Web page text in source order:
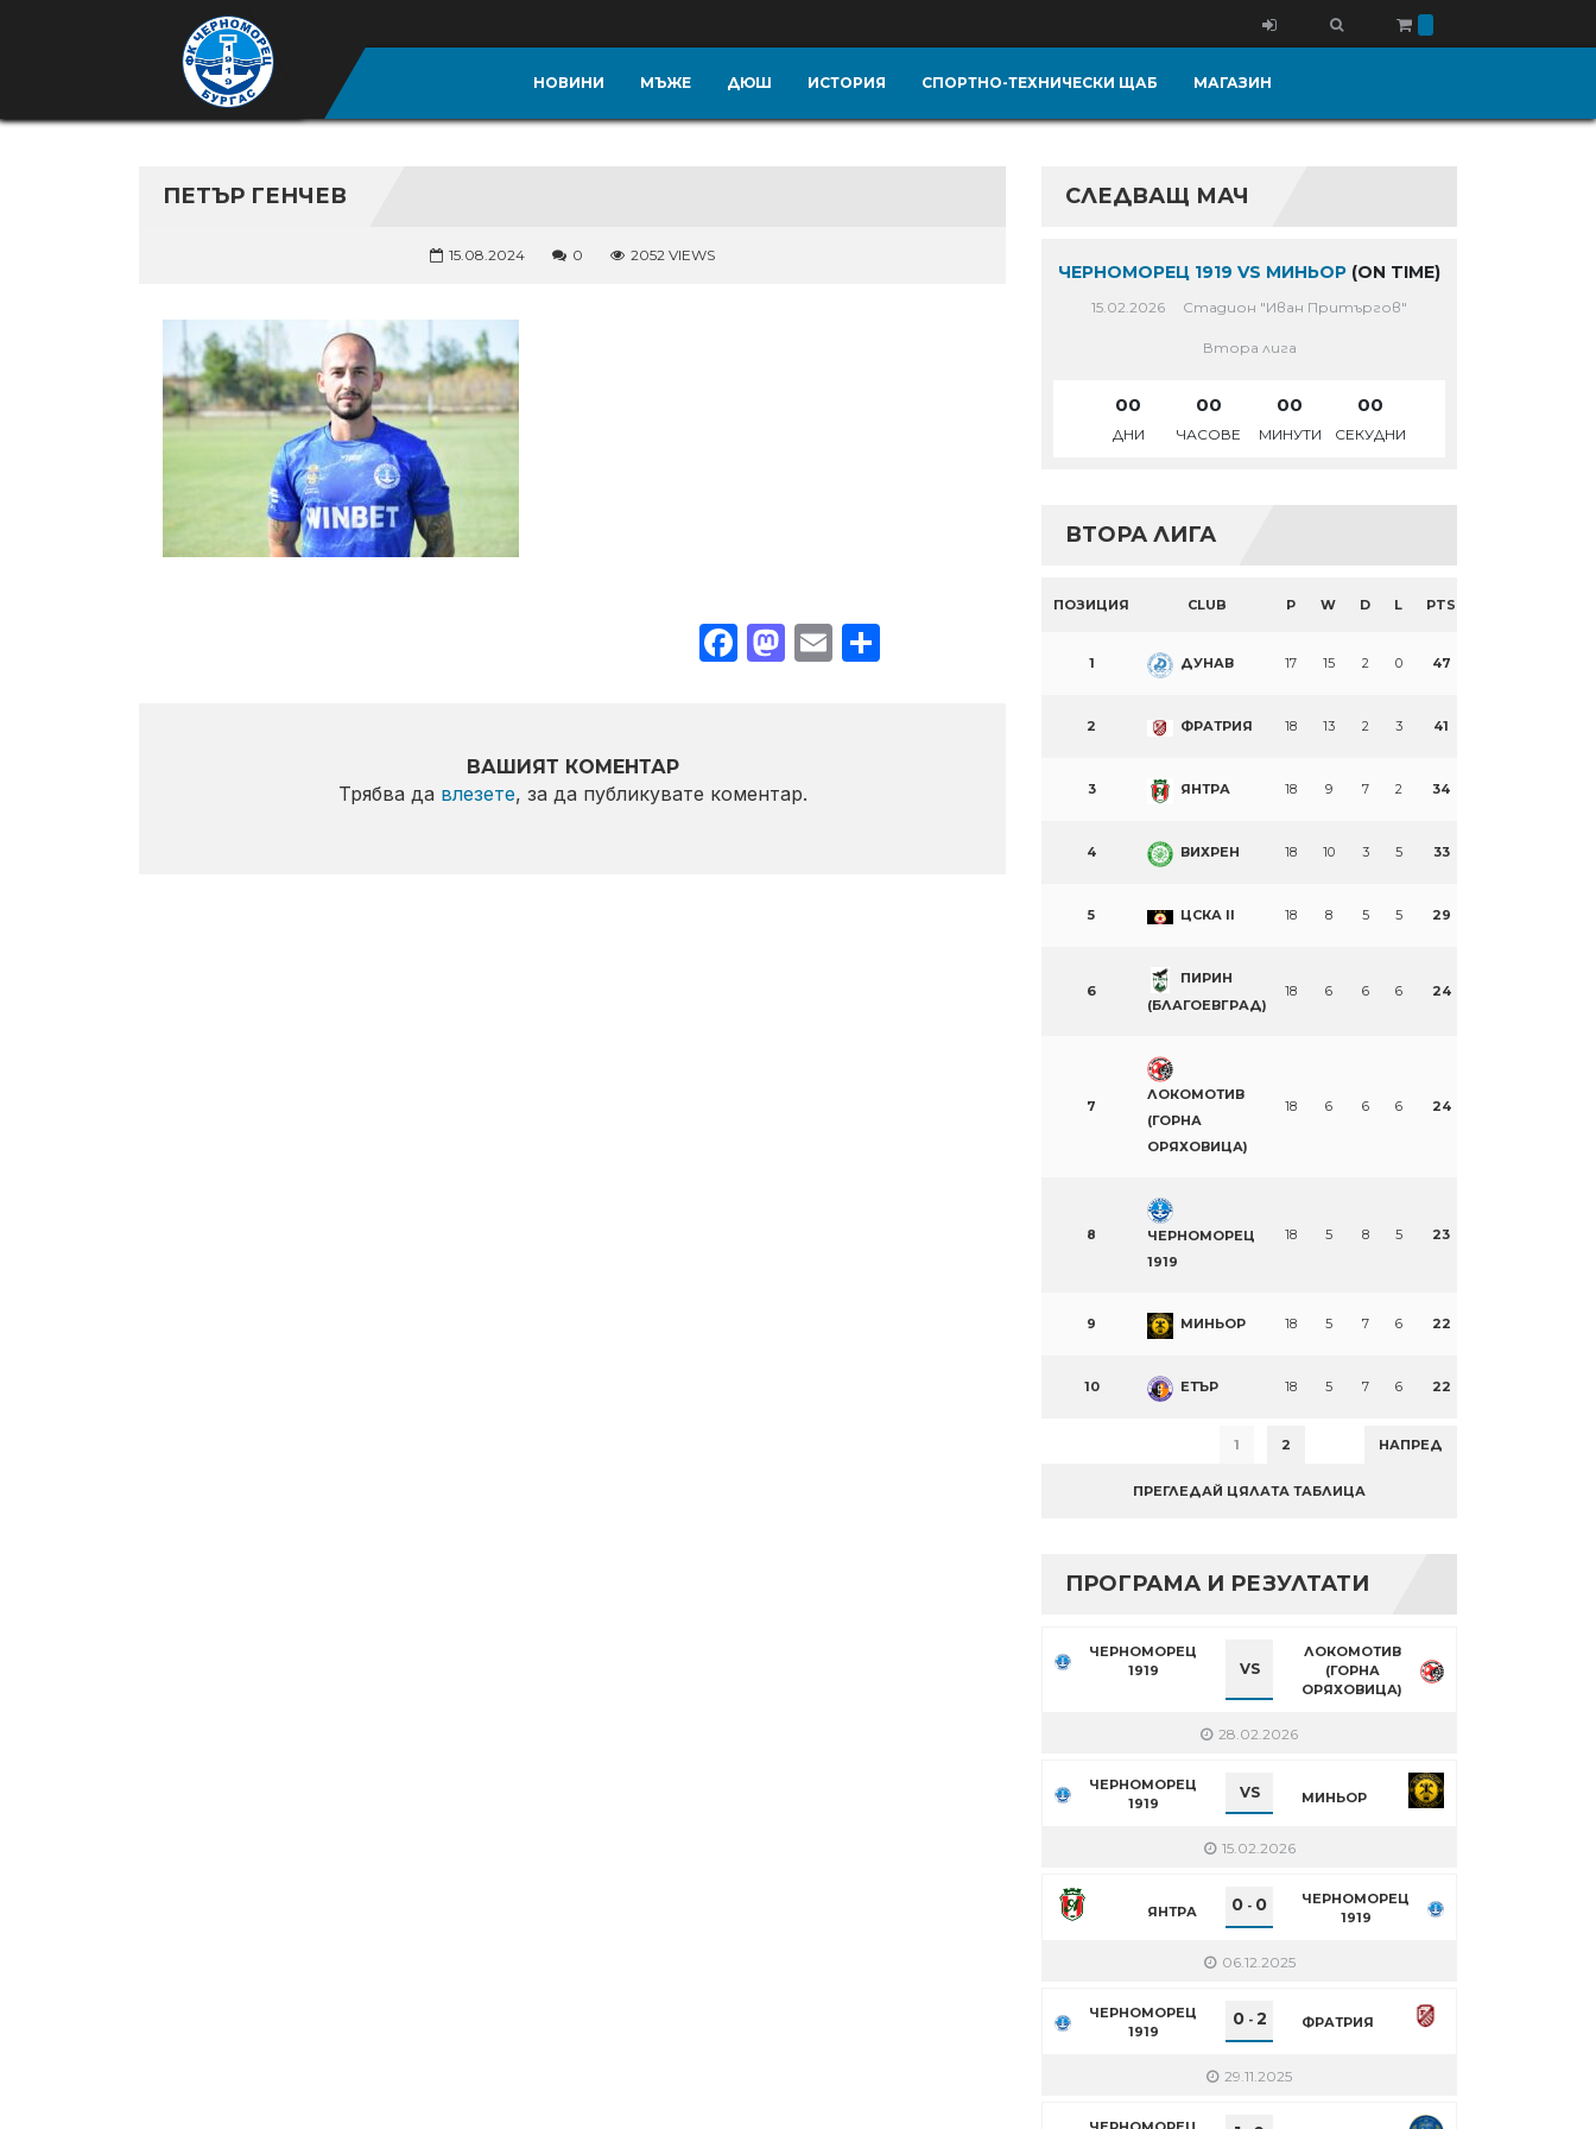
НОВИНИ МЪЖЕ ДЮШ ИСТОРИЯ СПОРТНО-ТЕХНИЧЕСКИ ЩАБ МАГАЗИН
ПЕТЪР ГЕНЧЕВ
15.08.2024 0 2052 VIEWS
Facebook
Mastodon
EmailShare
ВАШИЯТ КОМЕНТАР
Трябва да влезете, за да публикувате коментар.
СЛЕДВАЩ МАЧ
ЧЕРНОМОРЕЦ 1919 VS МИНЬОР (ON TIME)
15.02.2026 Стадион "Иван Притъргов"
Втора лига
00
ДНИ
00
ЧАСОВЕ
00
МИНУТИ
00
СЕКУДНИ
ВТОРА ЛИГА
ПОЗИЦИЯ CLUB P W D L PTS
1 ДУНАВ 17 15 2 0 47
2 ФРАТРИЯ 18 13 2 3 41
3 ЯНТРА 18 9 7 2 34
4 ВИХРЕН 18 10 3 5 33
5 ЦСКА II 18 8 5 5 29
6
ПИРИН
(БЛАГОЕВГРАД)
18 6 6 6 24
7
ЛОКОМОТИВ
(ГОРНА
ОРЯХОВИЦА)
18 6 6 6 24
8
ЧЕРНОМОРЕЦ
1919
18 5 8 5 23
9 МИНЬОР 18 5 7 6 22
10 ЕТЪР 18 5 7 6 22
1 2 НАПРЕД
ПРЕГЛЕДАЙ ЦЯЛАТА ТАБЛИЦА
ПРОГРАМА И РЕЗУЛТАТИ
ЧЕРНОМОРЕЦ
1919
VS
ЛОКОМОТИВ
(ГОРНА
ОРЯХОВИЦА)
28.02.2026
ЧЕРНОМОРЕЦ
1919
VS МИНЬОР
15.02.2026
ЯНТРА 0 - 0
ЧЕРНОМОРЕЦ
1919
06.12.2025
ЧЕРНОМОРЕЦ
1919
0- 2 ФРАТРИЯ
29.11.2025